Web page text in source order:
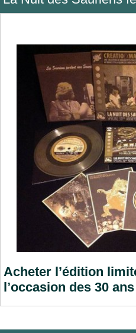
Acheter l’édition
l’occasion des 30